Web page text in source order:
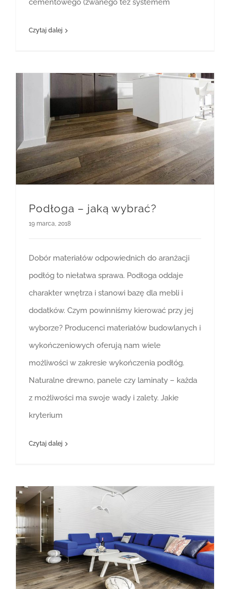
cementowego (zwanego też systemem
Czytaj dalej
Podłoga – jaką wybrać?
19 marca, 2018
Dobór materiałów odpowiednich do aranżacji
podłóg to niełatwa sprawa. Podłoga oddaje
charakter wnętrza i stanowi bazę dla mebli i
dodatków. Czym powinniśmy kierować przy jej
wyborze? Producenci materiałów budowlanych i
wykończeniowych oferują nam wiele
możliwości w zakresie wykończenia podłóg.
Naturalne drewno, panele czy laminaty – każda
z możliwości ma swoje wady i zalety. Jakie
kryterium
Czytaj dalej